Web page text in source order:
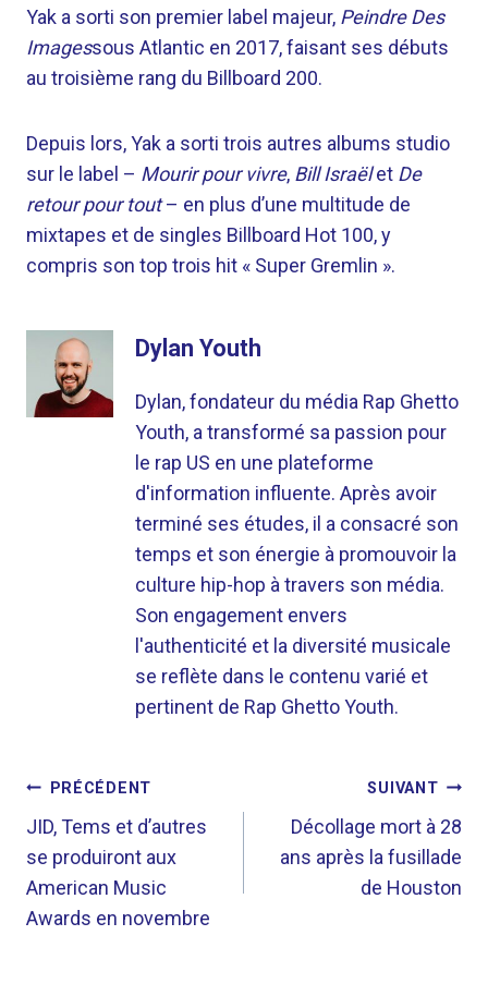
Yak a sorti son premier label majeur, Peindre Des
Imagessous Atlantic en 2017, faisant ses débuts
au troisième rang du Billboard 200.
Depuis lors, Yak a sorti trois autres albums studio
sur le label – Mourir pour vivre, Bill Israëlet De
retour pour tout– en plus d’une multitude de
mixtapes et de singles Billboard Hot 100, y
compris son top trois hit « Super Gremlin ».
Dylan Youth
Dylan, fondateur du média Rap Ghetto
Youth, a transformé sa passion pour
le rap US en une plateforme
d'information influente. Après avoir
terminé ses études, il a consacré son
temps et son énergie à promouvoir la
culture hip-hop à travers son média.
Son engagement envers
l'authenticité et la diversité musicale
se reflète dans le contenu varié et
pertinent de Rap Ghetto Youth.
NAVIGATION
DE
L’ARTICLE
PRÉCÉDENT
JID, Tems et d’autres
se produiront aux
American Music
Awards en novembre
SUIVANT
Décollage mort à 28
ans après la fusillade
de Houston